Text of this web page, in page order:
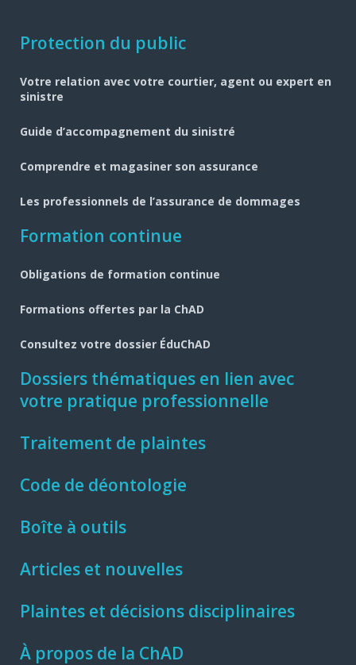
Navigation
pied
de
page
Protection du public
Votre relation avec votre courtier, agent ou expert en
sinistre
Guide d’accompagnement du sinistré
Comprendre et magasiner son assurance
Les professionnels de l’assurance de dommages
Formation continue
Obligations de formation continue
Formations offertes par la ChAD
Consultez votre dossier ÉduChAD
Dossiers thématiques en lien avec
votre pratique professionnelle
Traitement de plaintes
Code de déontologie
Boîte à outils
Articles et nouvelles
Plaintes et décisions disciplinaires
À propos de la ChAD